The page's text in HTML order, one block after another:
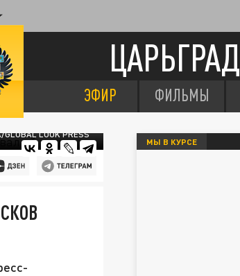
ЦАРЬГРАД
ЭФИР ФИЛЬМЫ
GLOBAL LOOK PRESS
МЫ В КУРСЕ